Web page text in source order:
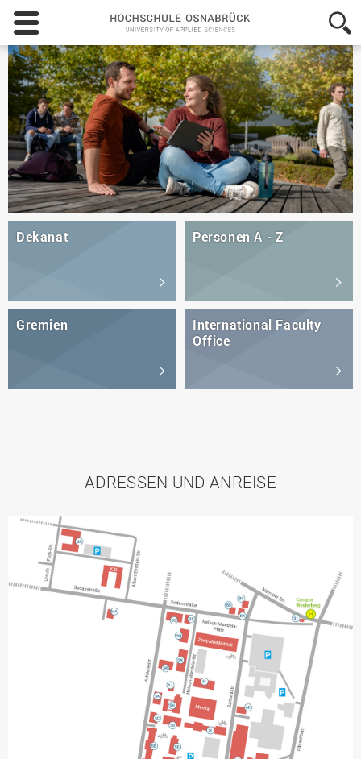
Hochschule
Osnabrück
-
University
of
Applied
Sciences
Dekanat Personen A - Z
Gremien
International Faculty
Office
ADRESSEN UND ANREISE